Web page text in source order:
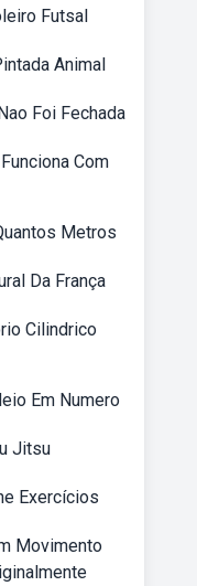
Futsal
Animal
Foi Fechada
Com
Metros
Da França
Cilindrico
Em Numero
Jitsu
Exercícios
Movimento